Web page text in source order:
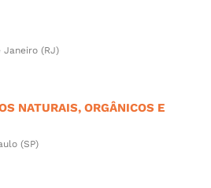
Janeiro (RJ)
NATURAIS, ORGÂNICOS E
(SP)